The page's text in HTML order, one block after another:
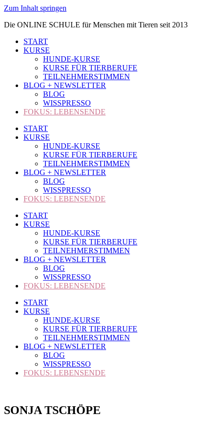
Zum Inhalt springen
Die ONLINE SCHULE für Menschen mit Tieren seit 2013
START
KURSE
HUNDE-KURSE
KURSE FÜR TIERBERUFE
TEILNEHMERSTIMMEN
BLOG + NEWSLETTER
BLOG
WISSPRESSO
FOKUS: LEBENSENDE
START
KURSE
HUNDE-KURSE
KURSE FÜR TIERBERUFE
TEILNEHMERSTIMMEN
BLOG + NEWSLETTER
BLOG
WISSPRESSO
FOKUS: LEBENSENDE
START
KURSE
HUNDE-KURSE
KURSE FÜR TIERBERUFE
TEILNEHMERSTIMMEN
BLOG + NEWSLETTER
BLOG
WISSPRESSO
FOKUS: LEBENSENDE
START
KURSE
HUNDE-KURSE
KURSE FÜR TIERBERUFE
TEILNEHMERSTIMMEN
BLOG + NEWSLETTER
BLOG
WISSPRESSO
FOKUS: LEBENSENDE
SONJA TSCHÖPE